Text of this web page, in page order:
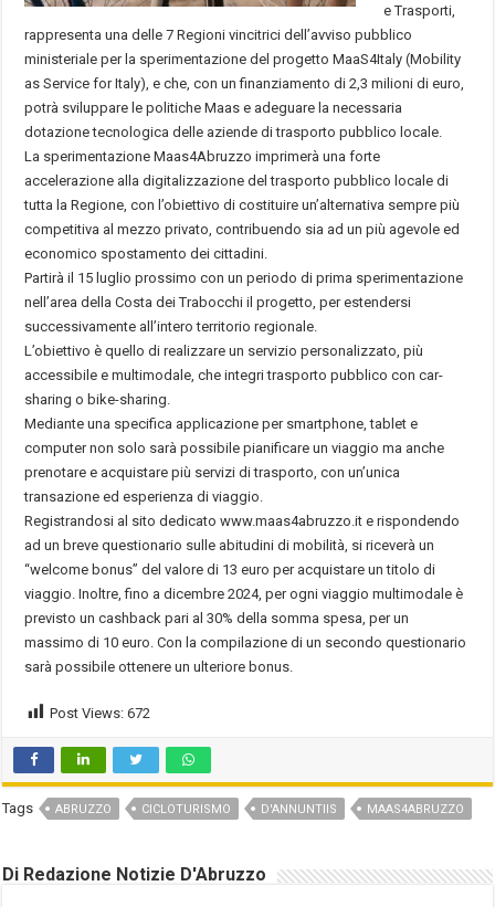
e Trasporti,
rappresenta una delle 7 Regioni vincitrici dell’avviso pubblico
ministeriale per la sperimentazione del progetto MaaS4Italy (Mobility
as Service for Italy), e che, con un finanziamento di 2,3 milioni di euro,
potrà sviluppare le politiche Maas e adeguare la necessaria
dotazione tecnologica delle aziende di trasporto pubblico locale.
La sperimentazione Maas4Abruzzo imprimerà una forte
accelerazione alla digitalizzazione del trasporto pubblico locale di
tutta la Regione, con l’obiettivo di costituire un’alternativa sempre più
competitiva al mezzo privato, contribuendo sia ad un più agevole ed
economico spostamento dei cittadini.
Partirà il 15 luglio prossimo con un periodo di prima sperimentazione
nell’area della Costa dei Trabocchi il progetto, per estendersi
successivamente all’intero territorio regionale.
L’obiettivo è quello di realizzare un servizio personalizzato, più
accessibile e multimodale, che integri trasporto pubblico con car-
sharing o bike-sharing.
Mediante una specifica applicazione per smartphone, tablet e
computer non solo sarà possibile pianificare un viaggio ma anche
prenotare e acquistare più servizi di trasporto, con un’unica
transazione ed esperienza di viaggio.
Registrandosi al sito dedicato www.maas4abruzzo.it e rispondendo
ad un breve questionario sulle abitudini di mobilità, si riceverà un
“welcome bonus” del valore di 13 euro per acquistare un titolo di
viaggio. Inoltre, fino a dicembre 2024, per ogni viaggio multimodale è
previsto un cashback pari al 30% della somma spesa, per un
massimo di 10 euro. Con la compilazione di un secondo questionario
sarà possibile ottenere un ulteriore bonus.
Post Views: 672
Tags ABRUZZO CICLOTURISMO D'ANNUNTIIS MAAS4ABRUZZO
Di Redazione Notizie D'Abruzzo